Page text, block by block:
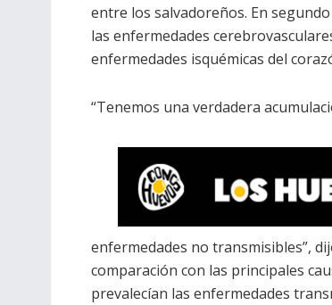
entre los salvadoreños. En
las enfermedades
enfermedades isquémicas del
“Tenemos una verdadera
enfermedades no transmisibles”,
comparación con las principales
prevalecían las enfermedades